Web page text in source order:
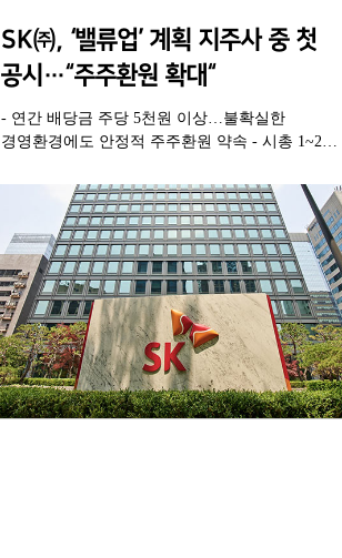
SK㈜, ‘밸류업’ 계획 지주사 중 첫
공시…“주주환원 확대“
- 연간 배당금 주당 5천원 이상…불확실한
경영환경에도 안정적 주주환원 약속 - 시총 1~2%
반영 주주환원 확대 - 포트폴리오 리밸런싱, 재무
건전성 강화, 운영 효율화 통해 ‘27년 이후 PBR
1배 목표